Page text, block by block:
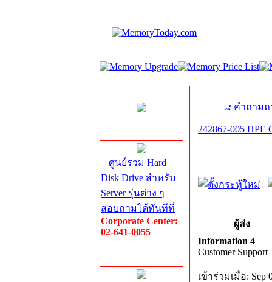
ศูนย์รวม Hard
Disk Drive สำหรับ
Server รุ่นต่าง ๆ
สอบถามได้ทันทีที่
Corporate Center:
02-641-0055
คำถาม
242867-005 HPE
ผู้ส่ง
Information 4
Customer Support
เข้าร่วมเมื่อ: Sep